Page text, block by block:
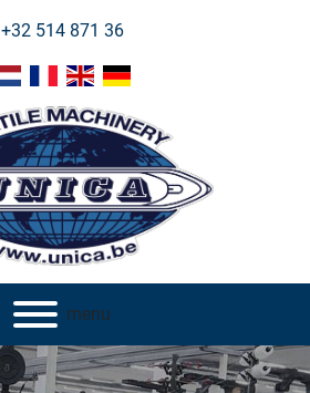
+32 514 871 36
menu